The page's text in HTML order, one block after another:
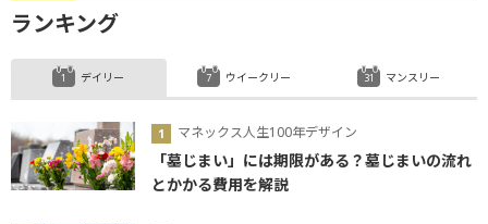
ランキング
デイリー
マネックス人生100年デザイン
「墓じまい」には期限がある？墓じまいの流れ
とかかる費用を解説
ウイークリー マンスリー